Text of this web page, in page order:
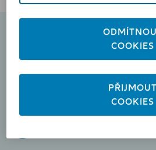
Naplánovat schůzku
Poslat zprávu
iva.prochazkova@iallianz.cz
COOKIES
PŘIJMOUT
COOKIES